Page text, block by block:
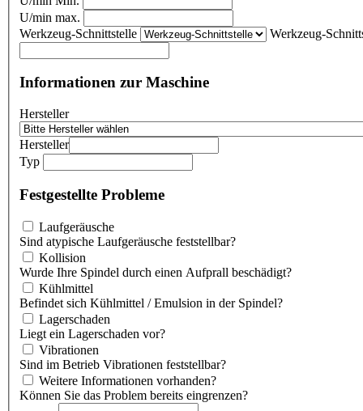
U/min max.
Werkzeug-Schnittstelle
Werkzeug-
Informationen zur Maschine
Hersteller
Hersteller
Typ
Festgestellte Probleme
Laufgeräusche
Sind atypische Laufgeräusche feststellbar?
Kollision
Wurde Ihre Spindel durch einen Aufprall beschädigt?
Kühlmittel
Befindet sich Kühlmittel / Emulsion in der Spindel?
Lagerschaden
Liegt ein Lagerschaden vor?
Vibrationen
Sind im Betrieb Vibrationen feststellbar?
Weitere Informationen vorhanden?
Können Sie das Problem bereits eingrenzen?